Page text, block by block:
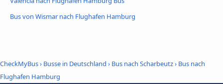
Bus von Wismar nach Flughafen Hamburg
CheckMyBus› Busse in Deutschland › Bus nach Scharbeutz› Bus nach
Flughafen Hamburg